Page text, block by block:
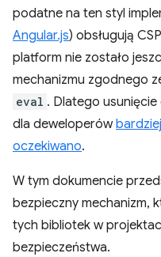
podatne na ten styl
Angular.js) obsługują
platform nie zostało
mechanizmu zgodnego
eval . Dlatego usunięcie
dla deweloperów
oczekiwano.
W tym dokumencie
bezpieczny mechanizm,
tych bibliotek w
bezpieczeństwa.